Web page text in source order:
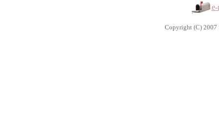
Copyright (C) 2007